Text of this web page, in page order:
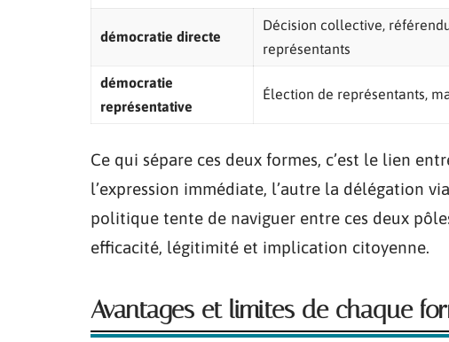
démocratie directe
Décision collective,
représentants
démocratie
représentative
Élection de représentants,
Ce qui sépare ces deux formes, c’est le lien
l’expression immédiate, l’autre la délégation
politique tente de naviguer entre ces deux
efficacité, légitimité et implication citoyenne.
Avantages et limites de chaque